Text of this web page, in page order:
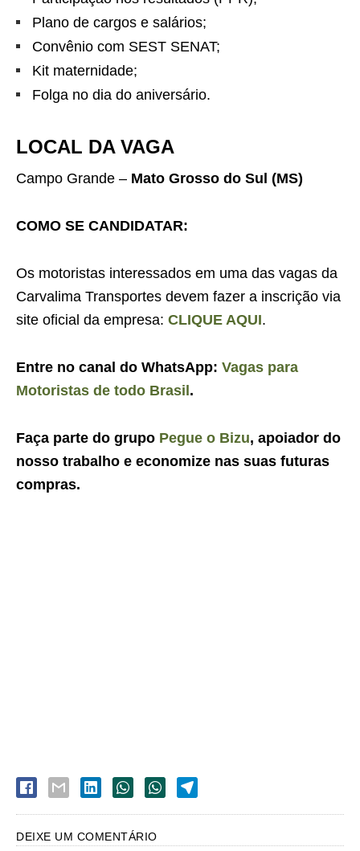
Plano de cargos e salários;
Convênio com SEST SENAT;
Kit maternidade;
Folga no dia do aniversário.
LOCAL DA VAGA
Campo Grande – Mato Grosso do Sul (MS)
COMO SE CANDIDATAR:
Os motoristas interessados em uma das vagas da
Carvalima Transportes devem fazer a inscrição via
site oficial da empresa: CLIQUE AQUI.
Entre no canal do WhatsApp: Vagas para
Motoristas de todo Brasil .
Faça parte do grupo Pegue o Bizu, apoiador do
nosso trabalho e economize nas suas futuras
compras.
DEIXE UM COMENTÁRIO